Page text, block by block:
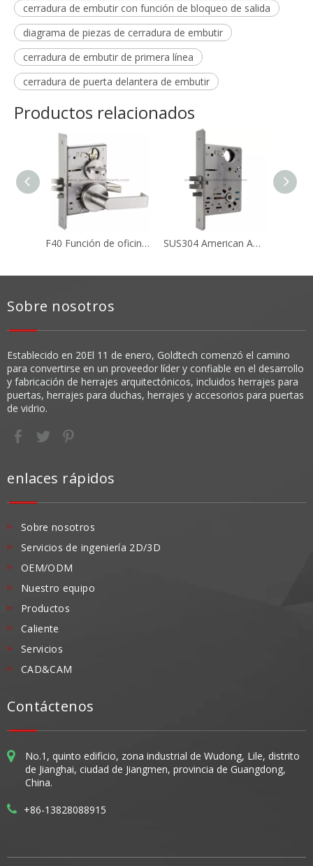
cerradura de embutir con función de bloqueo de salida
diagrama de piezas de cerradura de embutir
cerradura de embutir de primera línea
cerradura de puerta delantera de embutir
Productos relacionados
F40 Función de oficina American ANSI/BHMA A156.13 Cerradura de embutir con certificación UL B340-B Cilindro de ajuste de palanca y giro giratorio SUS304 American ANSI/BHMA A156.13 Función de entrada/oficina de cerradura de embutir con certificación UL
Sobre nosotros
Establecido en 20El 11 de enero, Goldtech comenzó el camino
para convertirse en un proveedor líder y confiable en el desarrollo
y fabricación de herrajes arquitectónicos, incluidos herrajes para
puertas, herrajes para duchas, herrajes y accesorios para puertas
de vidrio.
enlaces rápidos
Sobre nosotros
Servicios de ingeniería 2D/3D
OEM/ODM
Nuestro equipo
Productos
Caliente
Servicios
CAD&CAM
Contáctenos
No.1, quinto edificio, zona industrial de Wudong, Lile, distrito
de Jianghai, ciudad de Jiangmen, provincia de Guangdong,
China.
+86-13828088915